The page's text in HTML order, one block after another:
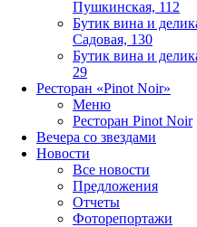
Пушкинская, 112
Бутик вина и
Садовая, 130
Бутик вина и
29
Ресторан «Pinot Noir»
Меню
Ресторан Pinot Noir
Вечера со звездами
Новости
Все новости
Предложения
Отчеты
Фоторепортажи